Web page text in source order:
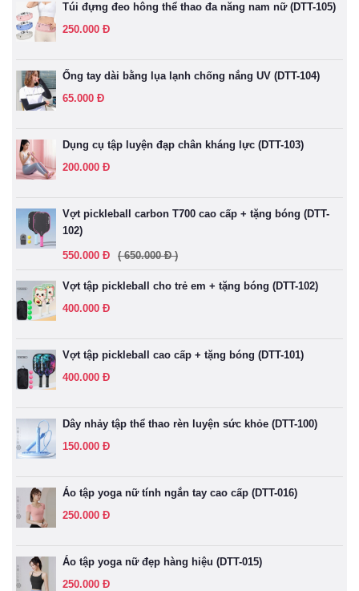
Túi đựng đeo hông thể thao đa năng nam nữ (DTT-105)
250.000 Đ
Ống tay dài bằng lụa lạnh chống nắng UV (DTT-104)
65.000 Đ
Dụng cụ tập luyện đạp chân kháng lực (DTT-103)
200.000 Đ
Vợt pickleball carbon T700 cao cấp + tặng bóng (DTT-
102)
550.000 Đ ( 650.000 Đ )
Vợt tập pickleball cho trẻ em + tặng bóng (DTT-102)
400.000 Đ
Vợt tập pickleball cao cấp + tặng bóng (DTT-101)
400.000 Đ
Dây nhảy tập thể thao rèn luyện sức khỏe (DTT-100)
150.000 Đ
Áo tập yoga nữ tính ngắn tay cao cấp (DTT-016)
250.000 Đ
Áo tập yoga nữ đẹp hàng hiệu (DTT-015)
250.000 Đ